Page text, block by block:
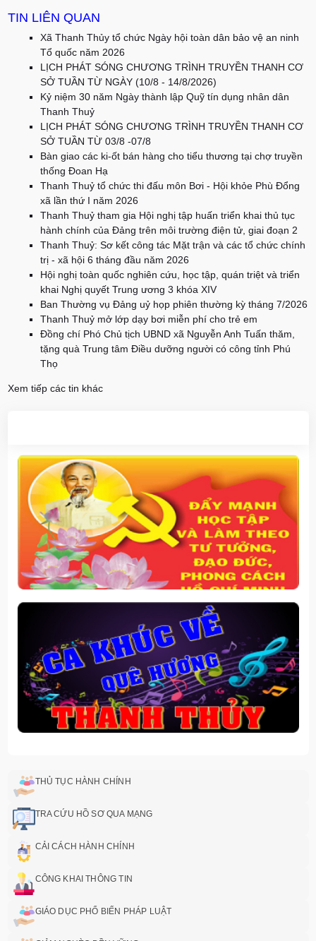
TIN LIÊN QUAN
Xã Thanh Thủy tổ chức Ngày hội toàn dân bảo vệ an ninh
Tổ quốc năm 2026
LỊCH PHÁT SÓNG CHƯƠNG TRÌNH TRUYỀN THANH CƠ
SỞ TUẦN TỪ NGÀY (10/8 - 14/8/2026)
Kỷ niệm 30 năm Ngày thành lập Quỹ tín dụng nhân dân
Thanh Thuỷ
LỊCH PHÁT SÓNG CHƯƠNG TRÌNH TRUYỀN THANH CƠ
SỞ TUẦN TỪ 03/8 -07/8
Bàn giao các ki-ốt bán hàng cho tiểu thương tại chợ truyền
thống Đoan Hạ
Thanh Thuỷ tổ chức thi đấu môn Bơi - Hội khỏe Phù Đổng
xã lần thứ I năm 2026
Thanh Thuỷ tham gia Hội nghị tập huấn triển khai thủ tục
hành chính của Đảng trên môi trường điện tử, giai đoạn 2
Thanh Thuỷ: Sơ kết công tác Mặt trận và các tổ chức chính
trị - xã hội 6 tháng đầu năm 2026
Hội nghị toàn quốc nghiên cứu, học tập, quán triệt và triển
khai Nghị quyết Trung ương 3 khóa XIV
Ban Thường vụ Đảng uỷ họp phiên thường kỳ tháng 7/2026
Thanh Thuỷ mở lớp dạy bơi miễn phí cho trẻ em
Đồng chí Phó Chủ tịch UBND xã Nguyễn Anh Tuấn thăm,
tặng quà Trung tâm Điều dưỡng người có công tỉnh Phú
Thọ
Xem tiếp các tin khác
THỦ TỤC HÀNH CHÍNH
TRA CỨU HỒ SƠ QUA MẠNG
CẢI CÁCH HÀNH CHÍNH
CÔNG KHAI THÔNG TIN
GIÁO DỤC PHỔ BIẾN PHÁP LUẬT